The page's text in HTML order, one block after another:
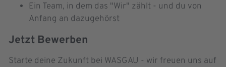
Ein Team, in dem das "Wir" zählt - und du von
Anfang an dazugehörst
Jetzt Bewerben
Starte deine Zukunft bei WASGAU - wir freuen uns auf